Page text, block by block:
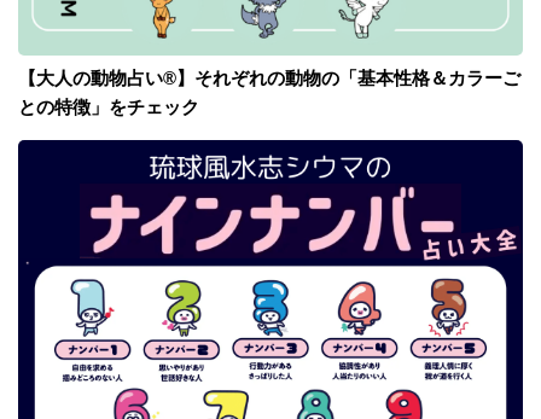
【大人の動物占い®】それぞれの動物の「基本性格＆カラーご
との特徴」をチェック